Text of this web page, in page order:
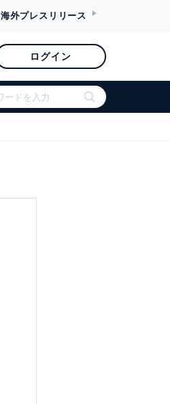
海外プレスリリース
ログイン